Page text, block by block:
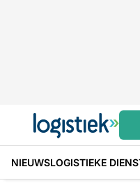
NIEUWSLOGISTIEKE